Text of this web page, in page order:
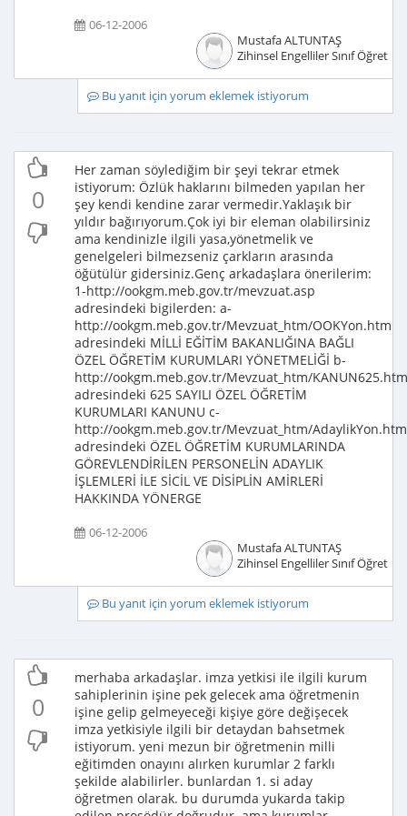
06-12-2006
Mustafa ALTUNTAŞ
Zihinsel Engelliler Sınıf
Bu yanıt için yorum eklemek istiyorum
0
Her zaman söylediğim bir şeyi tekrar etmek
istiyorum: Özlük haklarını bilmeden yapılan her
şey kendi kendine zarar vermedir.Yaklaşık bir
yıldır bağırıyorum.Çok iyi bir eleman olabilirsiniz
ama kendinizle ilgili yasa,yönetmelik ve
genelgeleri bilmezseniz çarkların arasında
öğütülür gidersiniz.Genç arkadaşlara önerilerim:
1-http://ookgm.meb.gov.tr/mevzuat.asp
adresindeki bigilerden: a-
http://ookgm.meb.gov.tr/Mevzuat_htm/OOKYon.htm
adresindeki MİLLİ EĞİTİM BAKANLIĞINA BAĞLI
ÖZEL ÖĞRETİM KURUMLARI YÖNETMELİĞİ b-
http://ookgm.meb.gov.tr/Mevzuat_htm/KANUN625.htm
adresindeki 625 SAYILI ÖZEL ÖĞRETİM
KURUMLARI KANUNU c-
http://ookgm.meb.gov.tr/Mevzuat_htm/AdaylikYon.htm
adresindeki ÖZEL ÖĞRETİM KURUMLARINDA
GÖREVLENDİRİLEN PERSONELİN ADAYLIK
İŞLEMLERİ İLE SİCİL VE DİSİPLİN AMİRLERİ
HAKKINDA YÖNERGE
06-12-2006
Mustafa ALTUNTAŞ
Zihinsel Engelliler Sınıf
Bu yanıt için yorum eklemek istiyorum
0
merhaba arkadaşlar. imza yetkisi ile ilgili kurum
sahiplerinin işine pek gelecek ama öğretmenin
işine gelip gelmeyeceği kişiye göre değişecek
imza yetkisiyle ilgili bir detaydan bahsetmek
istiyorum. yeni mezun bir öğretmenin milli
eğitimden onayını alırken kurumlar 2 farklı
şekilde alabilirler. bunlardan 1. si aday
öğretmen olarak. bu durumda yukarda takip